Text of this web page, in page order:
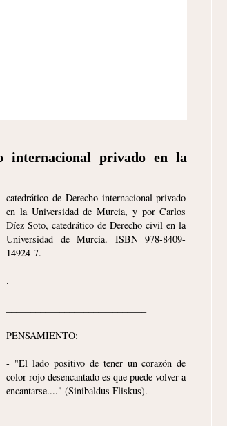
internacional privado en la
catedrático de Derecho internacional privado
en la Universidad de Murcia, y por Carlos
Díez Soto, catedrático de Derecho civil en la
Universidad de Murcia. ISBN 978-8409-
14924-7.
.
PENSAMIENTO:
- "El lado positivo de tener un corazón de
color rojo desencantado es que puede volver a
encantarse...." (Sinibaldus Fliskus).